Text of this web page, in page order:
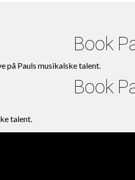
Book
på Pauls musikalske talent.
Book
talent.